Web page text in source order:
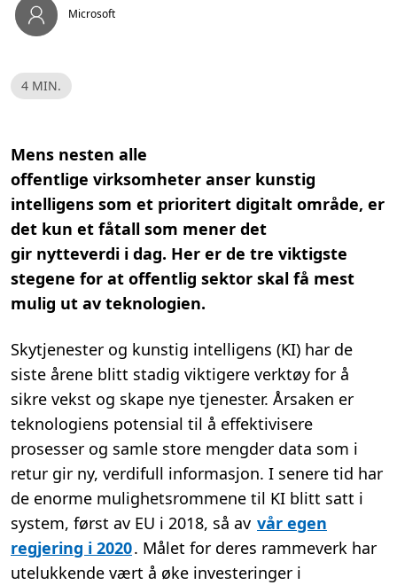
Microsoft
L
e
d
4
i
.
4 MIN.
Mens nesten alle
offentlige virksomheter anser kunstig
intelligens som et prioritert digitalt område, er
det kun et fåtall som mener det
gir nytteverdi i dag. Her er de tre viktigste
stegene for at offentlig sektor skal få mest
mulig ut av teknologien.
Skytjenester og kunstig intelligens (KI) har de
siste årene blitt stadig viktigere verktøy for å
sikre vekst og skape nye tjenester. Årsaken er
teknologiens potensial til å effektivisere
prosesser og samle store mengder data som i
retur gir ny, verdifull informasjon. I senere tid har
de enorme mulighetsrommene til KI blitt satt i
system, først av EU i 2018, så av vår egen
regjering i 2020. Målet for deres rammeverk har
utelukkende vært å øke investeringer i